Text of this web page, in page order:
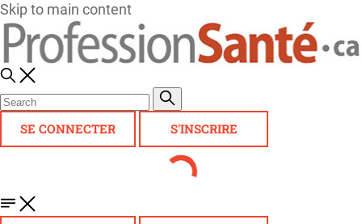
Skip to main content
SE CONNECTER S'INSCRIRE